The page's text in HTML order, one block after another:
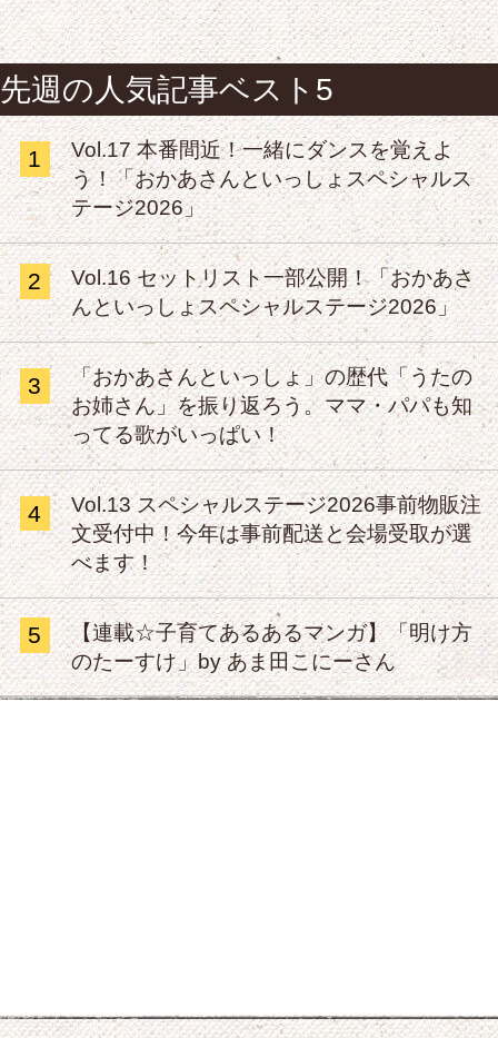
先週の人気記事ベスト5
1
Vol.17 本番間近！一緒にダンスを覚えよ
う！「おかあさんといっしょスペシャルス
テージ2026」
2
Vol.16 セットリスト一部公開！「おかあさ
んといっしょスペシャルステージ2026」
3
「おかあさんといっしょ」の歴代「うたの
お姉さん」を振り返ろう。ママ・パパも知
ってる歌がいっぱい！
4
Vol.13 スペシャルステージ2026事前物販注
文受付中！今年は事前配送と会場受取が選
べます！
5
【連載☆子育てあるあるマンガ】「明け方
のたーすけ」by あま田こにーさん